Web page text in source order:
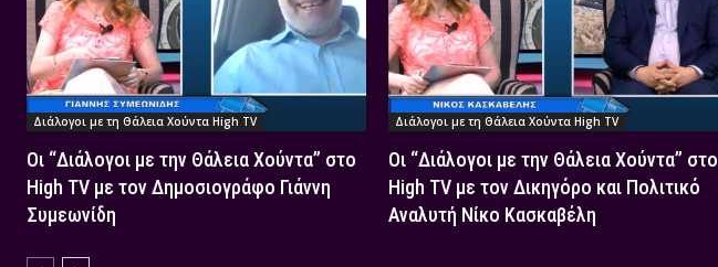
Διάλογοι με τη Θάλεια Χούντα High TV
Οι “Διάλογοι με την Θάλεια Χούντα” στο
High TV με τον Δημοσιογράφο Γιάννη
Συμεωνίδη
Διάλογοι με τη Θάλεια Χούντα High TV
Οι “Διάλογοι με την Θάλεια Χούντα” στο
High TV με τον Δικηγόρο και Πολιτικό
Αναλυτή Νίκο Κασκαβέλη